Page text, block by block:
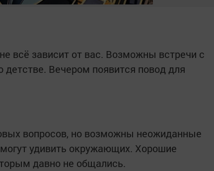
всё зависит от вас. Возможны встречи с
Вечером появится повод для
вопросов, но возможны неожиданные
удивить окружающих. Хорошие
давно не общались.